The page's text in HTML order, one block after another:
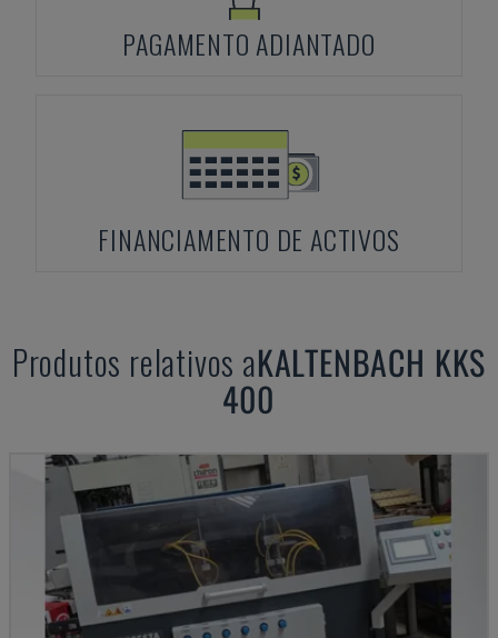
PAGAMENTO ADIANTADO
FINANCIAMENTO DE ACTIVOS
Produtos relativos aKALTENBACH KKS
400